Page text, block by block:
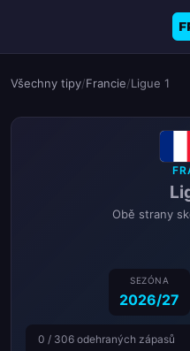
Všechny tipy/Francie/Ligue 1
Obě strany
SEZÓNA
2026/27
0 / 306 odehraných zápasů